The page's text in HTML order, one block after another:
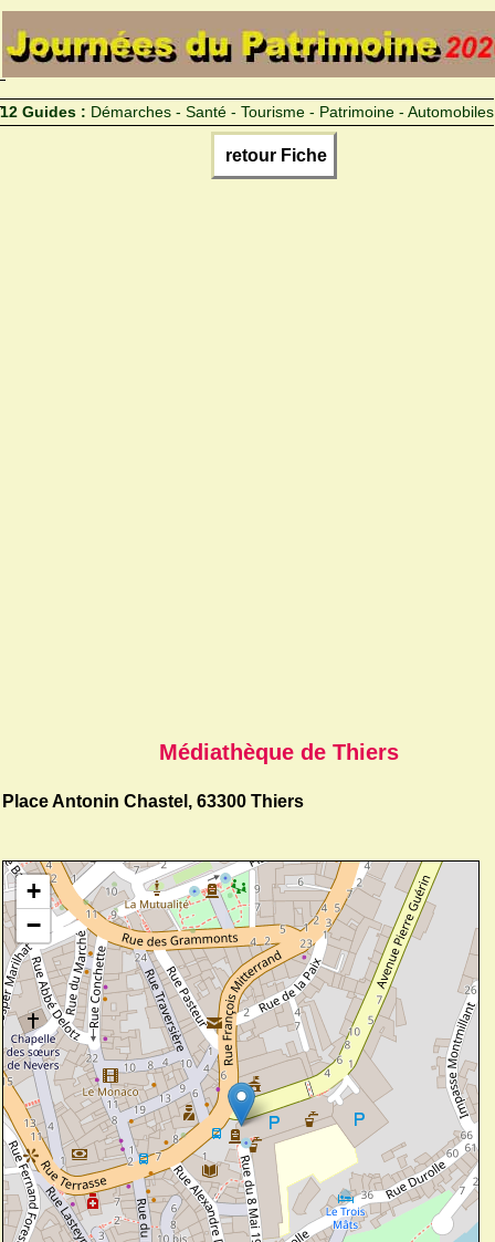
12 Guides : Démarches - Santé - Tourisme - Patrimoine - Automobiles
retour Fiche
Médiathèque de Thiers
Place Antonin Chastel, 63300 Thiers
+
−